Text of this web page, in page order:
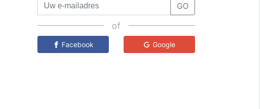
GO
of
Facebook Google